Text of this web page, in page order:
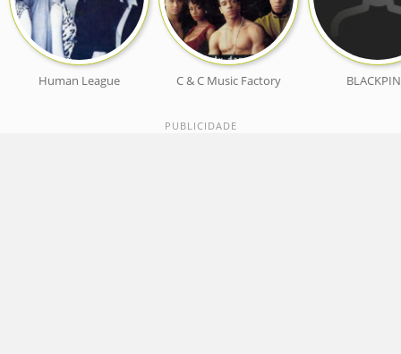
Human League C & C Music Factory